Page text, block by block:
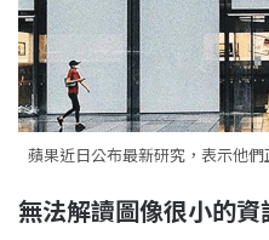
蘋果近日公布最新研究，表示他
無法解讀圖像很小的資